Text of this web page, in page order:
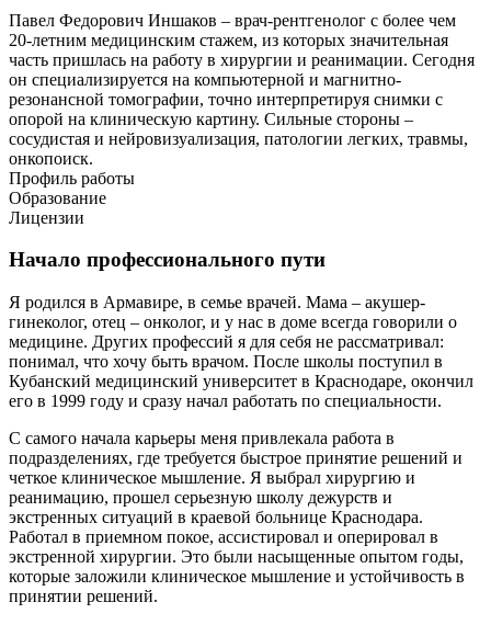
Павел Федорович Иншаков – врач-рентгенолог с более чем
20-летним медицинским стажем, из которых значительная
часть пришлась на работу в хирургии и реанимации. Сегодня
он специализируется на компьютерной и магнитно-
резонансной томографии, точно интерпретируя снимки с
опорой на клиническую картину. Сильные стороны –
сосудистая и нейровизуализация, патологии легких, травмы,
онкопоиск.
Профиль работы
Образование
Лицензии
Начало профессионального пути
Я родился в Армавире, в семье врачей. Мама – акушер-
гинеколог, отец – онколог, и у нас в доме всегда говорили о
медицине. Других профессий я для себя не рассматривал:
понимал, что хочу быть врачом. После школы поступил в
Кубанский медицинский университет в Краснодаре, окончил
его в 1999 году и сразу начал работать по специальности.
С самого начала карьеры меня привлекала работа в
подразделениях, где требуется быстрое принятие решений и
четкое клиническое мышление. Я выбрал хирургию и
реанимацию, прошел серьезную школу дежурств и
экстренных ситуаций в краевой больнице Краснодара.
Работал в приемном покое, ассистировал и оперировал в
экстренной хирургии. Это были насыщенные опытом годы,
которые заложили клиническое мышление и устойчивость в
принятии решений.